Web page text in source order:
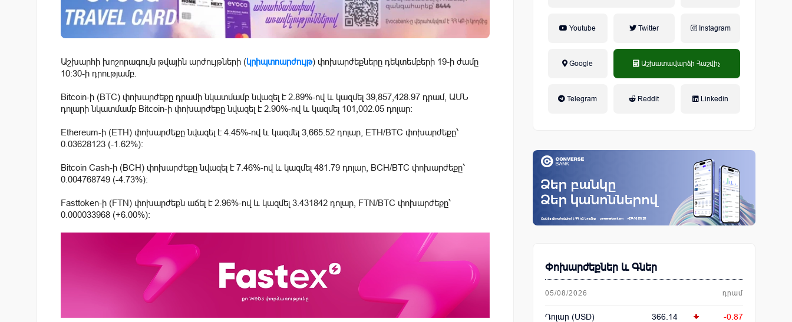
Աշխարհի խոշորագույն թվային արժույթների (կրիպտոարժույթ) փոխարժեքները դեկտեմբերի 19-ի ժամը
10:30-ի դրությամբ.
Bitcoin-ի (BTC) փոխարժեքը դրամի նկատմամբ նվազել է 2.89%-ով և կազմել 39,857,428.97 դրամ, ԱՄՆ
դոլարի նկատմամբ Bitcoin-ի փոխարժեքը նվազել է 2.90%-ով և կազմել 101,002.05 դոլար:
Ethereum-ի (ETH) փոխարժեքը նվազել է 4.45%-ով և կազմել 3,665.52 դոլար, ETH/BTC փոխարժեքը՝
0.03628123 (-1.62%):
Bitcoin Cash-ի (BCH) փոխարժեքը նվազել է 7.46%-ով և կազմել 481.79 դոլար, BCH/BTC փոխարժեքը՝
0.004768749 (-4.73%):
Fasttoken-ի (FTN) փոխարժեքն աճել է 2.96%-ով և կազմել 3.431842 դոլար, FTN/BTC փոխարժեքը՝
0.000033968 (+6.00%):
Youtube Twitter Instagram
Google Աշխատավարձի Հաշվիչ
Telegram Reddit Linkedin
Փոխարժեքներ և Գներ
05/08/2026 դրամ
Դոլար (USD) 366.14 -0.87